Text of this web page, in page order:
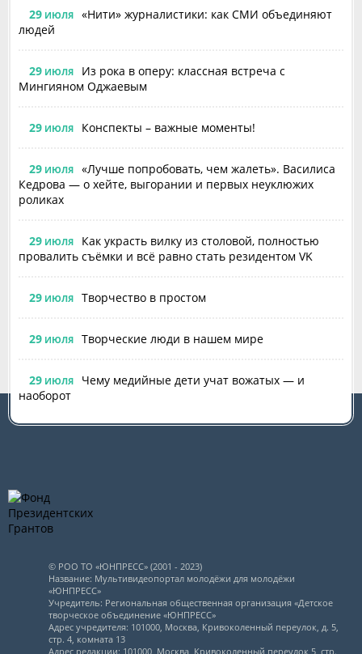
29 ИЮЛЯ
«Нити» журналистики: как СМИ объединяют
людей
29 ИЮЛЯ
Из рока в оперу: классная встреча с
Мингияном Оджаевым
29 ИЮЛЯ Конспекты – важные моменты!
29 ИЮЛЯ
«Лучше попробовать, чем жалеть». Василиса
Кедрова — о хейте, выгорании и первых неуклюжих
роликах
29 ИЮЛЯ
Как украсть вилку из столовой, полностью
провалить съёмки и всё равно стать резидентом VK
29 ИЮЛЯ Творчество в простом
29 ИЮЛЯ Творческие люди в нашем мире
29 ИЮЛЯ
Чему медийные дети учат вожатых — и
наоборот
© РОО ТО «ЮНПРЕСС» (2001 - 2023)
Название: Мультивидеопортал молодёжи для молодёжи
«ЮНПРЕСС»
Учредитель: Региональная общественная организация «Детское
творческое объединение «ЮНПРЕСС»
Адрес учредителя: 101000, Москва, Кривоколенный переулок, д. 5,
стр. 4, комната 13
Адрес редакции: 101000, Москва, Кривоколенный переулок 5, стр.